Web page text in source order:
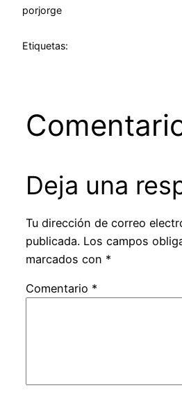
porjorge
Etiquetas:
Deja una
Tu dirección de correo
publicada. Los campos
marcados con *
Comentario *